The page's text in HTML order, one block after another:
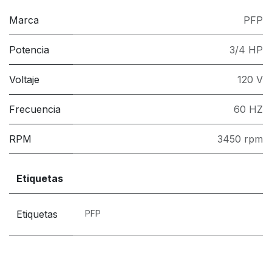
Marca PFP
Potencia 3/4 HP
Voltaje 120 V
Frecuencia 60 HZ
RPM 3450 rpm
Etiquetas
Etiquetas PFP